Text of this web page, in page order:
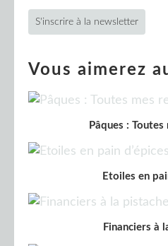
S'inscrire à la newsletter
Vous aimerez
Pâques :
Etoiles en
Financiers à